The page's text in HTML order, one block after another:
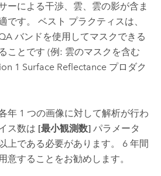
ーによる干渉、雲、雲の影が含ま
です。 ベスト プラクティスは、
バンドを使用してマスクできる
ことです (例: 雲のマスクを含む
1 Surface Reflectance プロダク
年 1 つの画像に対して解析が行わ
ス数は [最小観測数] パラメータ
上である必要があります。 6 年間
意することをお勧めします。